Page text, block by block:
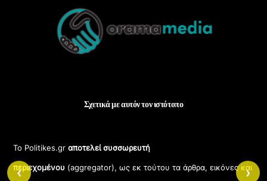
Top
Σχετικά με αυτόν τον ιστότοπο
Το Politikes.grαποτελεί συσσωρευτή
περιεχομένου (aggregator), ως εκ τούτου τα άρθρα, εικόνες και
‹ ›